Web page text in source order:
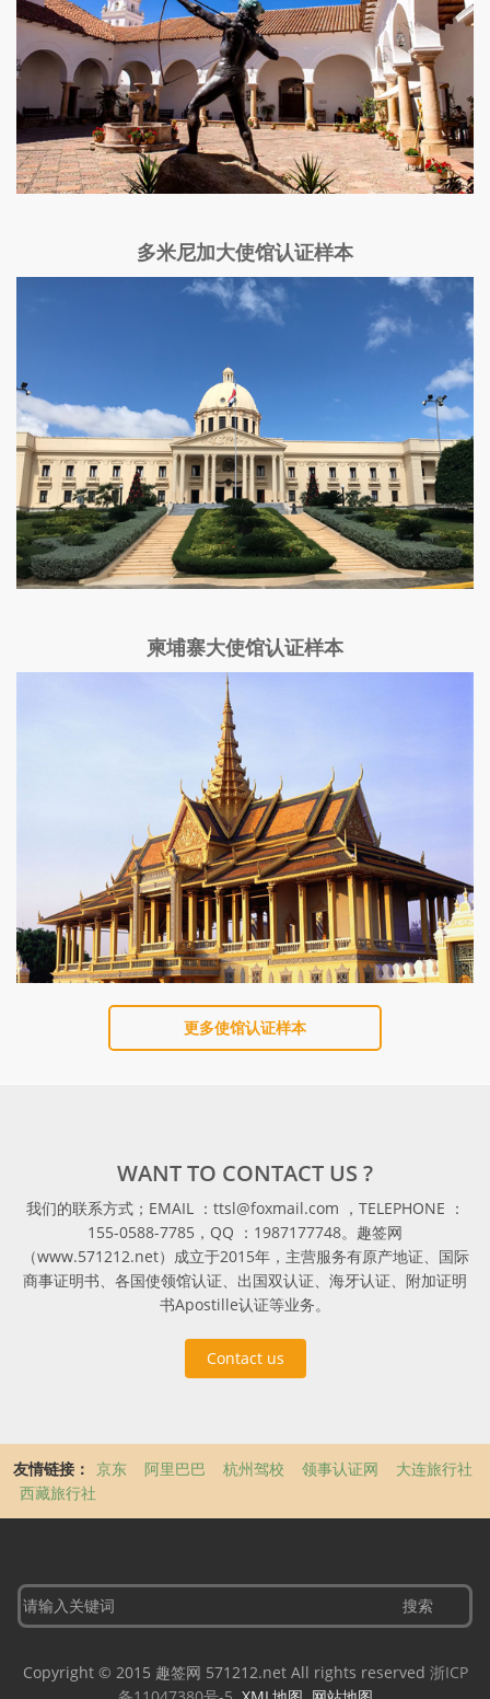
多米尼加大使馆认证样本
柬埔寨大使馆认证样本
更多使馆认证样本
WANT TO CONTACT US ?
我们的联系方式；EMAIL ：ttsl@foxmail.com ，TELEPHONE ：
155-0588-7785，QQ ：1987177748。趣签网
（www.571212.net）成立于2015年，主营服务有原产地证、国际
商事证明书、各国使领馆认证、出国双认证、海牙认证、附加证明
书Apostille认证等业务。
Contact us
友情链接： 京东 阿里巴巴 杭州驾校 领事认证网
大连旅行社
西藏旅行社
Copyright © 2015 趣签网 571212.net All rights reserved 浙ICP